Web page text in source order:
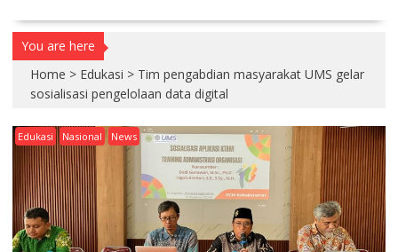
You are here
Home > Edukasi > Tim pengabdian masyarakat UMS gelar
sosialisasi pengelolaan data digital
Edukasi Nasional News